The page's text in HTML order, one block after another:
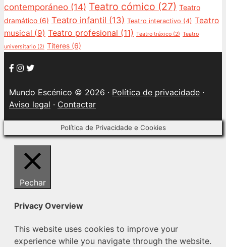
contemporáneo (14) Teatro cómico (27) Teatro
dramático (6) Teatro infantil (13) Teatro interactivo (4) Teatro
musical (9) Teatro profesional (11) Teatro tráxico (2) Teatro
universitario (2) Títeres (6)
Mundo Escénico © 2026 · Política de privacidade ·
Aviso legal · Contactar
Política de Privacidade e Cookies
Pechar
Privacy Overview
This website uses cookies to improve your
experience while you navigate through the website.